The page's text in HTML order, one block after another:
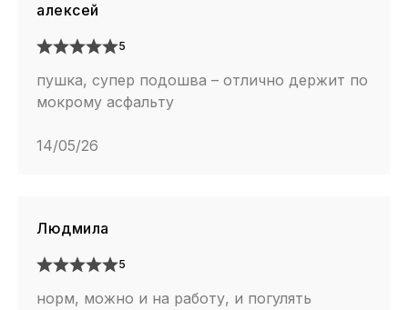
алексей
5
пушка, супер подошва – отлично держит по
мокрому асфальту
14/05/26
Людмила
5
норм, можно и на работу, и погулять